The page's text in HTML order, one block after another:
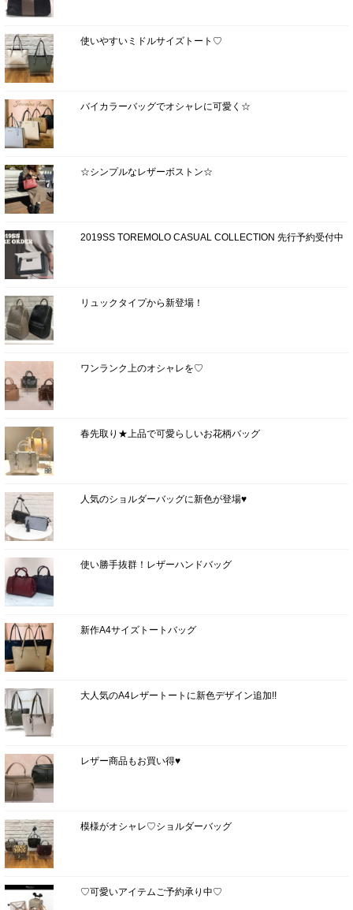
使いやすいミドルサイズトート♡
バイカラーバッグでオシャレに可愛く☆
☆シンプルなレザーボストン☆
2019SS TOREMOLO CASUAL COLLECTION 先行予約受付中
リュックタイプから新登場！
ワンランク上のオシャレを♡
春先取り★上品で可愛らしいお花柄バッグ
人気のショルダーバッグに新色が登場♥
使い勝手抜群！レザーハンドバッグ
新作A4サイズトートバッグ
大人気のA4レザートートに新色デザイン追加!!
レザー商品もお買い得♥
模様がオシャレ♡ショルダーバッグ
♡可愛いアイテムご予約承り中♡